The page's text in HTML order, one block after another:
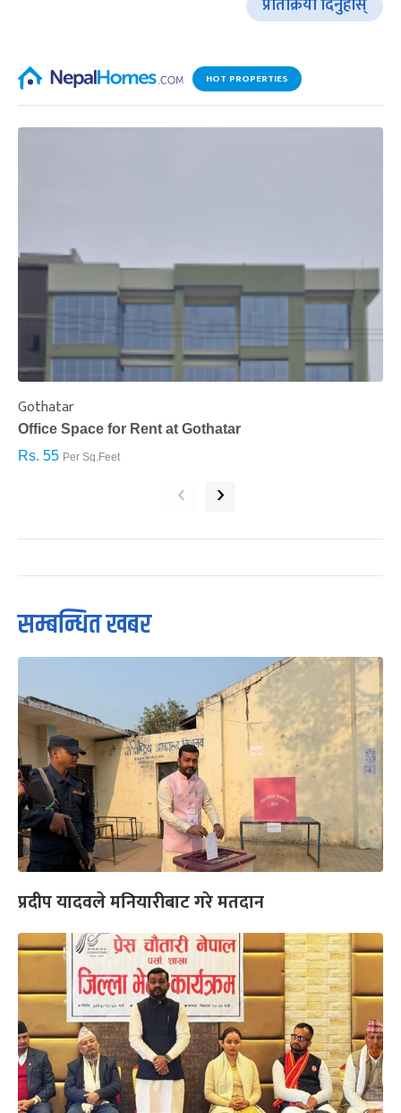
प्रतिक्रिया दिनुहोस्
HOT PROPERTIES
Gothatar
Office Space for Rent at Gothatar
Rs. 55 Per Sq.Feet
‹ ›
सम्बन्धित खबर
प्रदीप यादवले मनियारीबाट गरे मतदान